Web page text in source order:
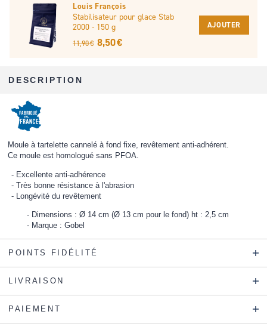
Louis François
Stabilisateur pour glace Stab
2000 - 150 g
11,90 € 8,50 €
AJOUTER
DESCRIPTION
Moule à tartelette cannelé à fond fixe, revêtement anti-adhérent.
Ce moule est homologué sans PFOA.
Excellente anti-adhérence
Très bonne résistance à l'abrasion
Longévité du revêtement
Dimensions : Ø 14 cm (Ø 13 cm pour le fond) ht : 2,5 cm
Marque : Gobel
POINTS FIDÉLITÉ
LIVRAISON
PAIEMENT